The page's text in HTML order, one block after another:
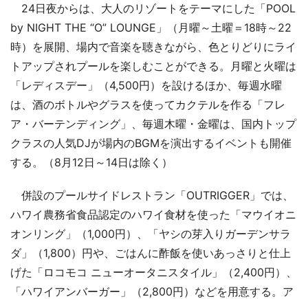
24日夜からは、大人のリゾートをテーマにした「POOL
by NIGHT THE “O” LOUNGE」（月曜～土曜＝18時～22
時）を展開、場内で音楽を聴きながら、色とりどりにライ
トアップされプールを楽しむことができる。月曜と火曜は
「レディスデー」（4,500円）を設けるほか、毎週水曜
は、酒のボトルやグラスを使ってカクテルを作る「フレ
ア・バーテンディング」、毎週木曜・金曜は、国内トップ
クラスの人気DJが場内のBGMを演出するイベントも開催
する。（8月12日～14日は除く）
併設のプールサイドレストラン「OUTRIGGER」では、
ハワイ農務省食品認定のハワイ食材を使った「マウイオニ
オンリング」（1,000円）、「ヤシの芽入りガーデンサラ
ダ」（1,800）円や、ごはんに酢飯を使いあっさりと仕上
げた「ロコモコ ニューオータニスタイル」（2,400円）、
「ハワイアンバーガー」（2,800円）などを用意する。ア